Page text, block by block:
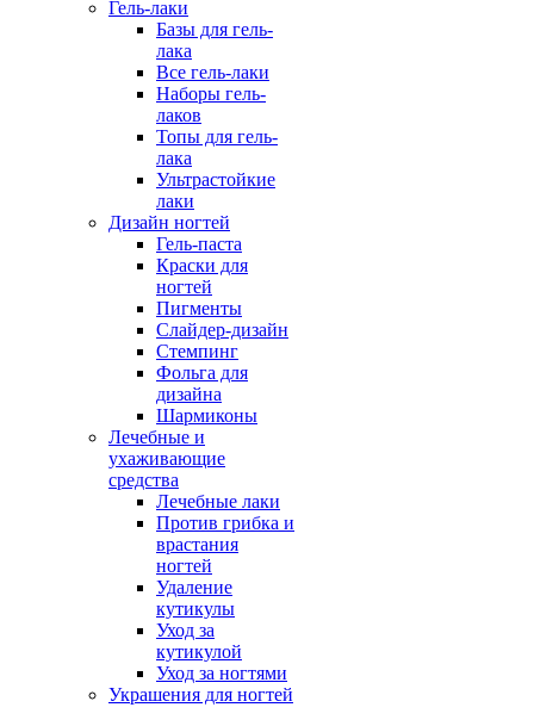
Гель-лаки
Базы для гель-
лака
Все гель-лаки
Наборы гель-
лаков
Топы для гель-
лака
Ультрастойкие
лаки
Дизайн ногтей
Гель-паста
Краски для
ногтей
Пигменты
Слайдер-дизайн
Стемпинг
Фольга для
дизайна
Шармиконы
Лечебные и
ухаживающие
средства
Лечебные лаки
Против грибка и
врастания
ногтей
Удаление
кутикулы
Уход за
кутикулой
Уход за ногтями
Украшения для ногтей